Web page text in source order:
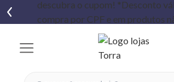
fechar menu
fechar menu
favoritos